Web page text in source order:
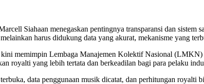
Siahaan menegaskan pentingnya transparansi dan
harus didukung data yang akurat, mekanisme yang
memimpin Lembaga Manajemen Kolektif Nasional
royalti yang lebih tertata dan berkeadilan bagi para pelaku
data penggunaan musik dicatat, dan perhitungan royalti